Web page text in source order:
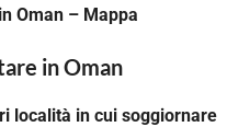
Oman – Mappa
in Oman
località in cui soggiornare